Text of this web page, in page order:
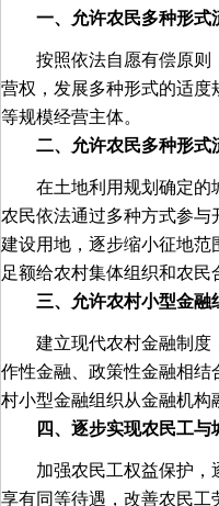
一、允许农民多种形式
按照依法自愿有偿原则
营权，发展多种形式的适
等规模经营主体。
二、允许农民多种形式
在土地利用规划确定的
农民依法通过多种方式参
建设用地，逐步缩小征地
足额给农村集体组织和农
三、允许农村小型金融
建立现代农村金融制度
作性金融、政策性金融相
村小型金融组织从金融机
四、逐步实现农民工与
加强农民工权益保护
享有同等待遇，改善农民